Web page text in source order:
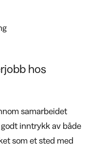
hos
samarbeidet
inntrykk av både
som et sted med